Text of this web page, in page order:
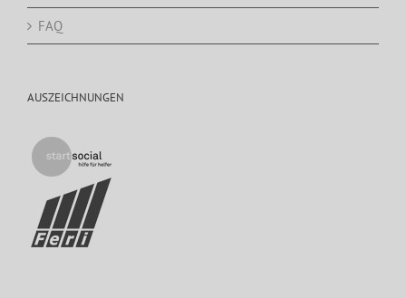
FAQ
AUSZEICHNUNGEN